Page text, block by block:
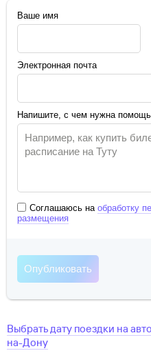
Ваше имя
Электронная почта
Напишите, с чем нужна
Соглашаюсь на обработку
размещения
Выбрать дату поездки на
на-Дону